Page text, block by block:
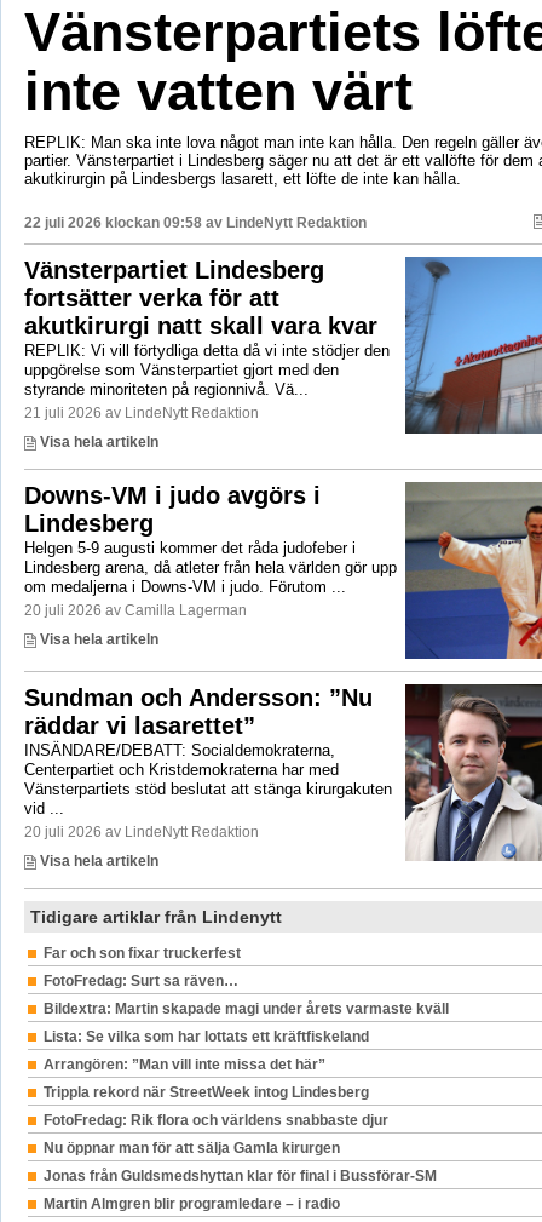
Vänsterpartiets
inte vatten värt
REPLIK: Man ska inte lova något man inte kan hålla. Den regeln gäller
partier. Vänsterpartiet i Lindesberg säger nu att det är ett vallöfte för dem
akutkirurgin på Lindesbergs lasarett, ett löfte de inte kan hålla.
22 juli 2026 klockan 09:58 av LindeNytt Redaktion
Vänsterpartiet Lindesberg
fortsätter verka för att
akutkirurgi natt skall vara kvar
REPLIK: Vi vill förtydliga detta då vi inte stödjer den
uppgörelse som Vänsterpartiet gjort med den
styrande minoriteten på regionnivå. Vä...
21 juli 2026 av LindeNytt Redaktion
Visa hela artikeln
Downs-VM i judo avgörs i
Lindesberg
Helgen 5-9 augusti kommer det råda judofeber i
Lindesberg arena, då atleter från hela världen gör upp
om medaljerna i Downs-VM i judo. Förutom ...
20 juli 2026 av Camilla Lagerman
Visa hela artikeln
Sundman och Andersson: ”Nu
räddar vi lasarettet”
INSÄNDARE/DEBATT: Socialdemokraterna,
Centerpartiet och Kristdemokraterna har med
Vänsterpartiets stöd beslutat att stänga kirurgakuten
vid ...
20 juli 2026 av LindeNytt Redaktion
Visa hela artikeln
Tidigare artiklar från Lindenytt
Far och son fixar truckerfest
FotoFredag: Surt sa räven…
Bildextra: Martin skapade magi under årets varmaste kväll
Lista: Se vilka som har lottats ett kräftfiskeland
Arrangören: ”Man vill inte missa det här”
Trippla rekord när StreetWeek intog Lindesberg
FotoFredag: Rik flora och världens snabbaste djur
Nu öppnar man för att sälja Gamla kirurgen
Jonas från Guldsmedshyttan klar för final i Bussförar-SM
Martin Almgren blir programledare – i radio